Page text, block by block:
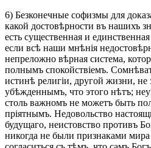
6) Безконечные софизмы для
какой достовѣрности въ нашихъ
есть существенная и
если всѣ наши мнѣнія
непреложно вѣрная система,
полнымъ спокойствіемъ.
истинѣ религіи, другой жизни, не
убѣжденнымъ, что этого нѣтъ;
столь важномъ не можетъ быть
пріятнымъ. Недовольство
будущаго, неистовство противъ
никогда не были признаками